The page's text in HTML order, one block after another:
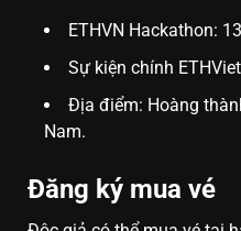
ETHVN Hackathon:
Sự kiện chính
Địa điểm: Hoàng
Nam.
Đăng ký mua vé